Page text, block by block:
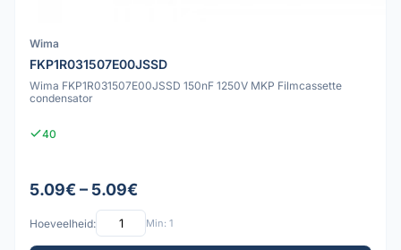
Wima
FKP1R031507E00JSSD
Wima FKP1R031507E00JSSD 150nF 1250V MKP Filmcassette
condensator
40
5.09€ – 5.09€
Hoeveelheid: Min: 1